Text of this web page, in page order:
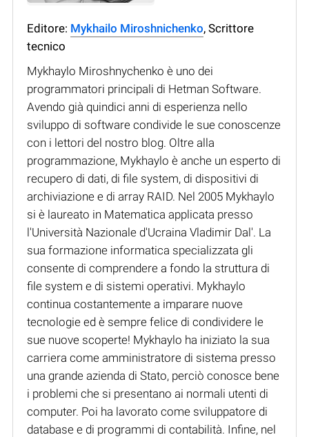
Editore: Mykhailo Miroshnichenko, Scrittore
tecnico
Mykhaylo Miroshnychenko è uno dei
programmatori principali di Hetman Software.
Avendo già quindici anni di esperienza nello
sviluppo di software condivide le sue conoscenze
con i lettori del nostro blog. Oltre alla
programmazione, Mykhaylo è anche un esperto di
recupero di dati, di file system, di dispositivi di
archiviazione e di array RAID. Nel 2005 Mykhaylo
si è laureato in Matematica applicata presso
l'Università Nazionale d'Ucraina Vladimir Dal'. La
sua formazione informatica specializzata gli
consente di comprendere a fondo la struttura di
file system e di sistemi operativi. Mykhaylo
continua costantemente a imparare nuove
tecnologie ed è sempre felice di condividere le
sue nuove scoperte! Mykhaylo ha iniziato la sua
carriera come amministratore di sistema presso
una grande azienda di Stato, perciò conosce bene
i problemi che si presentano ai normali utenti di
computer. Poi ha lavorato come sviluppatore di
database e di programmi di contabilità. Infine, nel